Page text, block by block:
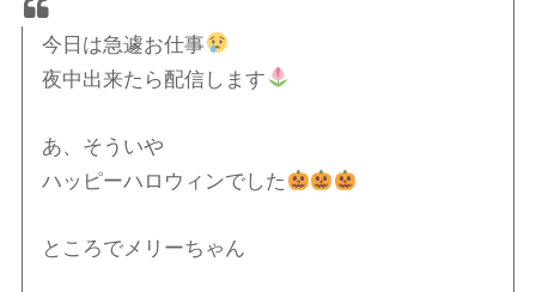
今日は急遽お仕事
夜中出来たら配信します
あ、そういや
ハッピーハロウィンでした
ところでメリーちゃん